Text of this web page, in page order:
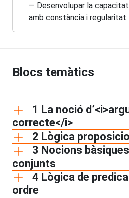
— Desenvolupar la
amb constància i regularitat.
Blocs temàtics
1 La noció
correcte</i>
2 Lògica
3 Nocions
conjunts
4 Lògica de
ordre